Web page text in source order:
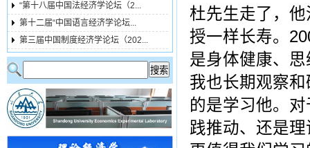
“第十八届中国法经济学论坛（2...
第十二届“中国语言经济学论坛...
第三届中国制度经济学论坛（202...
杜先生走了，
授一样长寿。
是身体健康、
我也长期观察
的是学习他。
践推动、还是